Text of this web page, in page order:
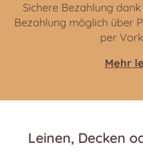
Sichere Bezahlung dank
Bezahlung möglich über
per
Mehr
Leinen, Decken